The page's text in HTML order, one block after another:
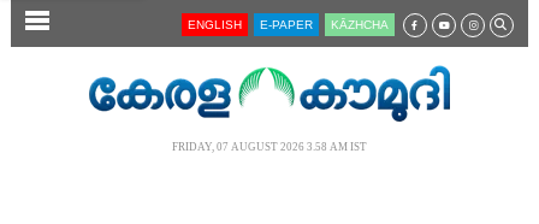
SECTIONS ENGLISH E-PAPER KĀZHCHA
FRIDAY, 07 AUGUST 2026 3.58 AM IST